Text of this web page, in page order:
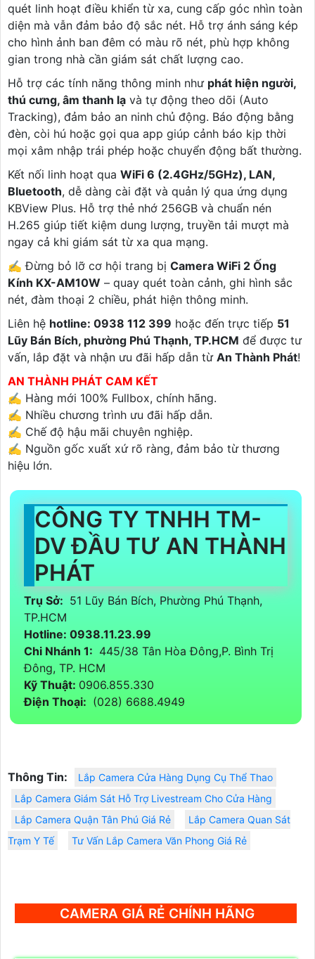
quét linh hoạt điều khiển từ xa, cung cấp góc nhìn toàn
diện mà vẫn đảm bảo độ sắc nét. Hỗ trợ ánh sáng kép
cho hình ảnh ban đêm có màu rõ nét, phù hợp không
gian trong nhà cần giám sát chất lượng cao.
Hỗ trợ các tính năng thông minh như phát hiện người,
thú cưng, âm thanh lạ và tự động theo dõi (Auto
Tracking), đảm bảo an ninh chủ động. Báo động bằng
đèn, còi hú hoặc gọi qua app giúp cảnh báo kịp thời
mọi xâm nhập trái phép hoặc chuyển động bất thường.
Kết nối linh hoạt qua WiFi 6 (2.4GHz/5GHz), LAN,
Bluetooth, dễ dàng cài đặt và quản lý qua ứng dụng
KBView Plus. Hỗ trợ thẻ nhớ 256GB và chuẩn nén
H.265 giúp tiết kiệm dung lượng, truyền tải mượt mà
ngay cả khi giám sát từ xa qua mạng.
✍️ Đừng bỏ lỡ cơ hội trang bị Camera WiFi 2 Ống
Kính KX-AM10W – quay quét toàn cảnh, ghi hình sắc
nét, đàm thoại 2 chiều, phát hiện thông minh.
Liên hệ hotline: 0938 112 399 hoặc đến trực tiếp 51
Lũy Bán Bích, phường Phú Thạnh, TP.HCM để được tư
vấn, lắp đặt và nhận ưu đãi hấp dẫn từ An Thành Phát!
AN THÀNH PHÁT CAM KẾT
✍️ Hàng mới 100% Fullbox, chính hãng.
✍️ Nhiều chương trình ưu đãi hấp dẫn.
✍️ Chế độ hậu mãi chuyên nghiệp.
✍️ Nguồn gốc xuất xứ rõ ràng, đảm bảo từ thương
hiệu lớn.
CÔNG TY TNHH TM-
DV ĐẦU TƯ AN THÀNH
PHÁT
Trụ Sở: 51 Lũy Bán Bích, Phường Phú Thạnh,
TP.HCM
Hotline: 0938.11.23.99
Chi Nhánh 1: 445/38 Tân Hòa Đông,P. Bình Trị
Đông, TP. HCM
Kỹ Thuật: 0906.855.330
Điện Thoại: (028) 6688.4949
Thông Tin:
Lắp Camera Cửa Hàng Dụng Cụ Thể Thao
Lắp Camera Giám Sát Hỗ Trợ Livestream Cho Cửa Hàng
Lắp Camera Quận Tân Phú Giá Rẻ
Lắp Camera Quan Sát
Trạm Y Tế
Tư Vấn Lắp Camera Văn Phong Giá Rẻ
CAMERA GIÁ RẺ CHÍNH HÃNG